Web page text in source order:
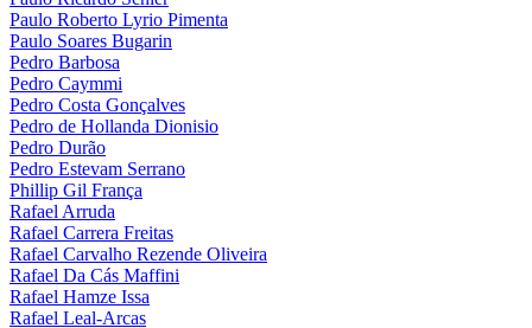
Paulo Roberto Lyrio Pimenta
Paulo Soares Bugarin
Pedro Barbosa
Pedro Caymmi
Pedro Costa Gonçalves
Pedro de Hollanda Dionisio
Pedro Durão
Pedro Estevam Serrano
Phillip Gil França
Rafael Arruda
Rafael Carrera Freitas
Rafael Carvalho Rezende Oliveira
Rafael Da Cás Maffini
Rafael Hamze Issa
Rafael Leal-Arcas